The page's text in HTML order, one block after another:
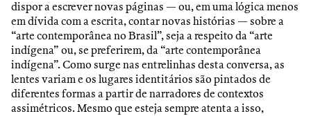
dispor a escrever novas páginas — ou, em uma lógica menos
em dívida com a escrita, contar novas histórias — sobre a
“arte contemporânea no Brasil”, seja a respeito da “arte
indígena” ou, se preferirem, da “arte contemporânea
indígena”. Como surge nas entrelinhas desta conversa, as
lentes variam e os lugares identitários são pintados de
diferentes formas a partir de narradores de contextos
assimétricos. Mesmo que esteja sempre atenta a isso,